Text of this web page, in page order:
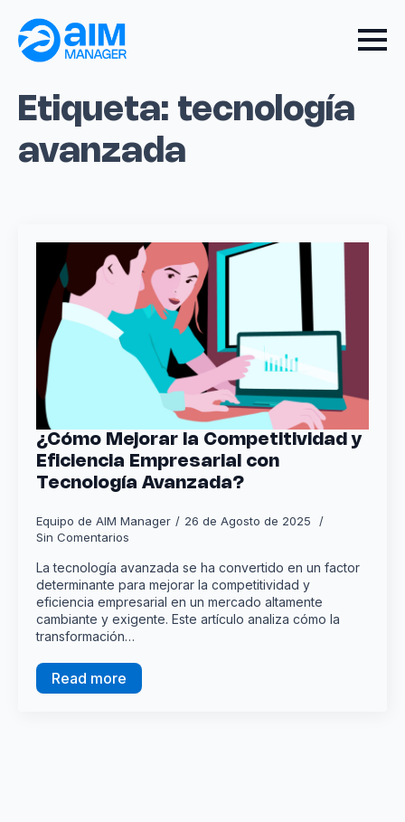
Etiqueta: tecnología
avanzada
¿Cómo Mejorar la Competitividad y
Eficiencia Empresarial con
Tecnología Avanzada?
Equipo de AIM Manager
26 de Agosto de 2025
Sin Comentarios
La tecnología avanzada se ha convertido en un factor
determinante para mejorar la competitividad y
eficiencia empresarial en un mercado altamente
cambiante y exigente. Este artículo analiza cómo la
transformación…
Read more